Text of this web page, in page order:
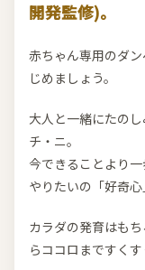
開発監修)。
赤ちゃん専用のダ
じめましょう。
大人と一緒にたの
チ・ニ。
今できることより
やりたいの「好奇心
カラダの発育はも
らココロまですくす